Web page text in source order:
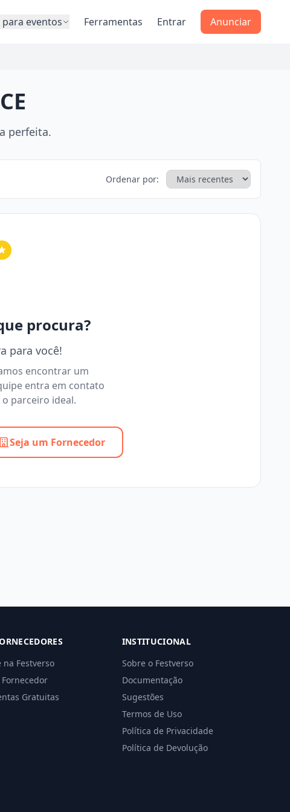
para eventos Ferramentas Entrar Anunciar
perfeita.
Ordenar por:
procura?
para você!
encontrar um
entra em contato
parceiro ideal.
Seja um Fornecedor
na Festverso
Gratuitas
INSTITUCIONAL
Sobre o Festverso
Documentação
Sugestões
Termos de Uso
Política de Privacidade
Política de Devolução